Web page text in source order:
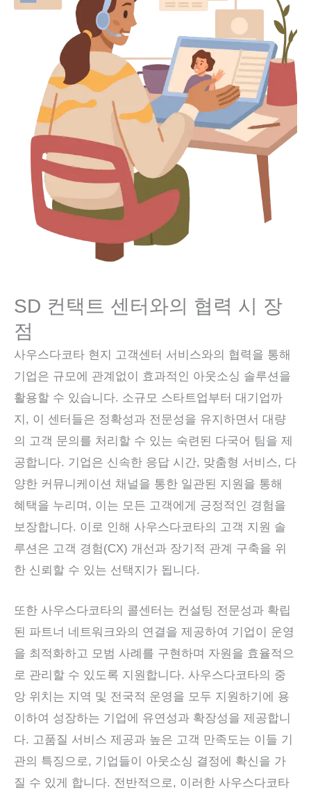
SD 컨택트 센터와의 협력 시 장
점
사우스다코타 현지 고객센터 서비스와의 협력을 통해
기업은 규모에 관계없이 효과적인 아웃소싱 솔루션을
활용할 수 있습니다. 소규모 스타트업부터 대기업까
지, 이 센터들은 정확성과 전문성을 유지하면서 대량
의 고객 문의를 처리할 수 있는 숙련된 다국어 팀을 제
공합니다. 기업은 신속한 응답 시간, 맞춤형 서비스, 다
양한 커뮤니케이션 채널을 통한 일관된 지원을 통해
혜택을 누리며, 이는 모든 고객에게 긍정적인 경험을
보장합니다. 이로 인해 사우스다코타의 고객 지원 솔
루션은 고객 경험(CX) 개선과 장기적 관계 구축을 위
한 신뢰할 수 있는 선택지가 됩니다.
또한 사우스다코타의 콜센터는 컨설팅 전문성과 확립
된 파트너 네트워크와의 연결을 제공하여 기업이 운영
을 최적화하고 모범 사례를 구현하며 자원을 효율적으
로 관리할 수 있도록 지원합니다. 사우스다코타의 중
앙 위치는 지역 및 전국적 운영을 모두 지원하기에 용
이하여 성장하는 기업에 유연성과 확장성을 제공합니
다. 고품질 서비스 제공과 높은 고객 만족도는 이들 기
관의 특징으로, 기업들이 아웃소싱 결정에 확신을 가
질 수 있게 합니다. 전반적으로, 이러한 사우스다코타